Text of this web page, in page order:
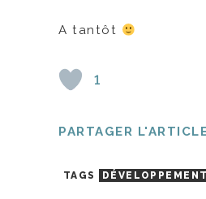
A tantôt
1
PARTAGER
TAGS